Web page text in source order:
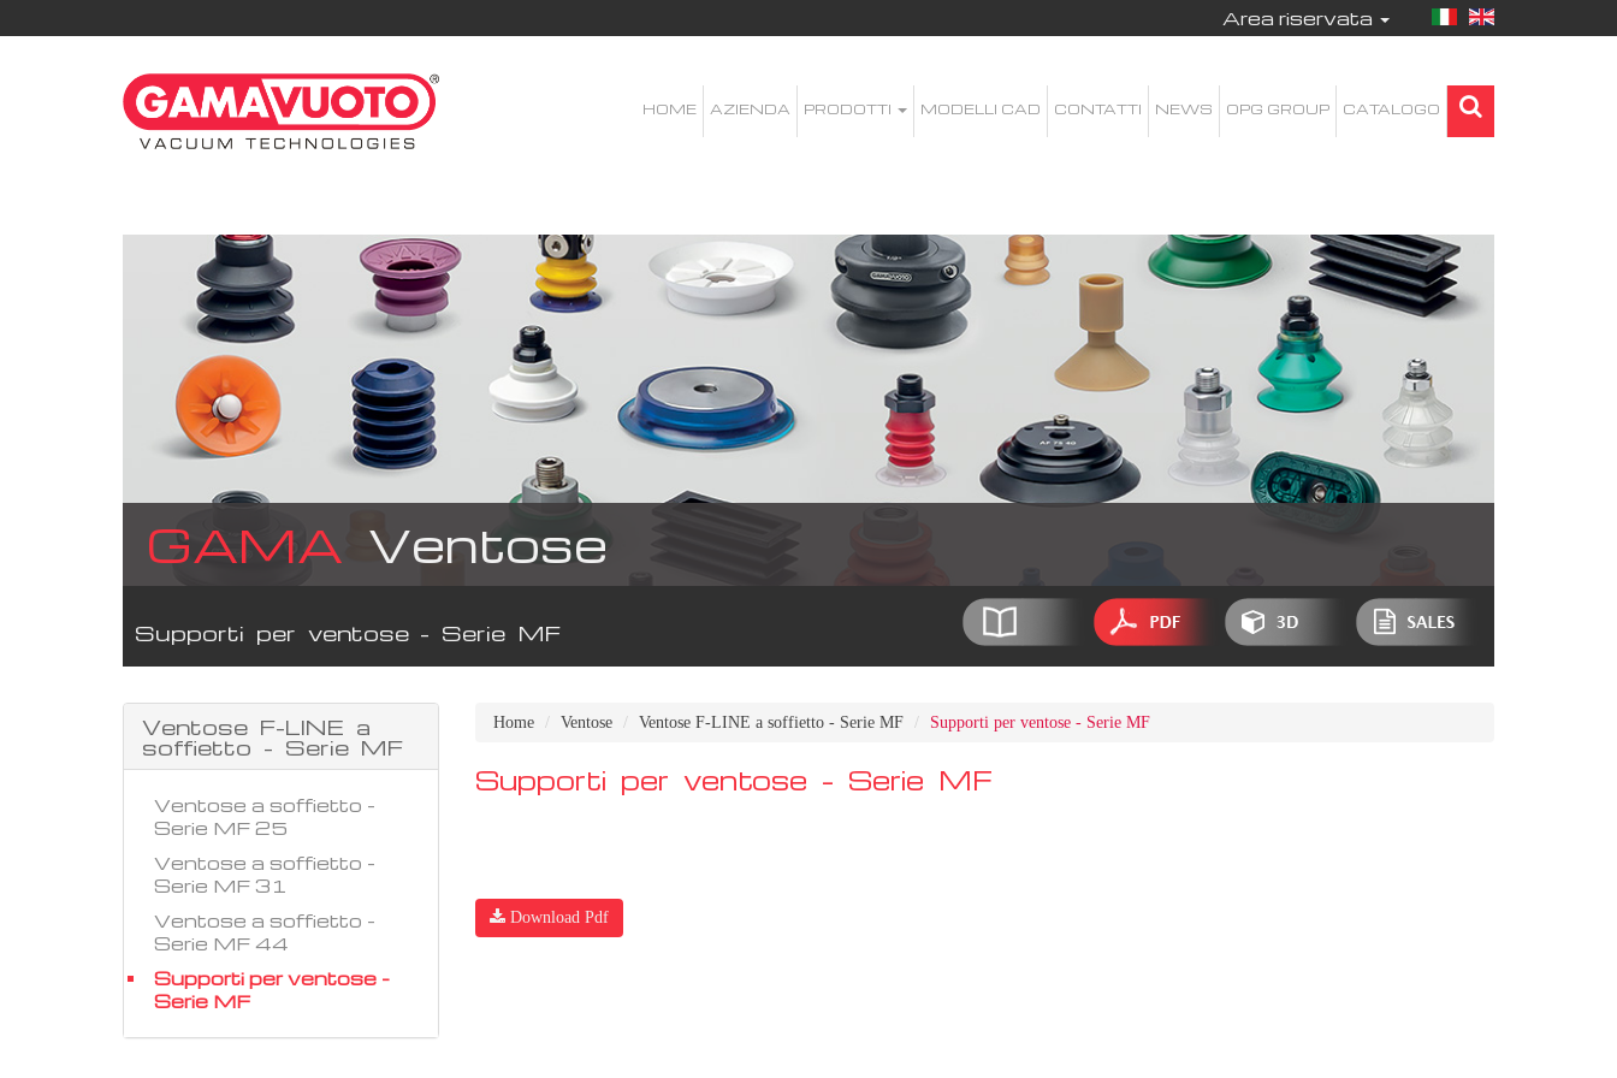
Area riservata
HOME AZIENDA PRODOTTI MODELLI CAD CONTATTI NEWS OPG GROUP CATALOGO
GAMA Ventose
Supporti per ventose - Serie MF
Home Ventose Ventose F-LINE a soffietto - Serie MF Supporti per ventose - Serie MF
Supporti per ventose - Serie MF
Download Pdf
Ventose F-LINE a
soffietto - Serie MF
Ventose a soffietto -
Serie MF 25
Ventose a soffietto -
Serie MF 31
Ventose a soffietto -
Serie MF 44
Supporti per ventose -
Serie MF